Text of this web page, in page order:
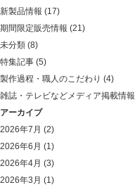
新製品情報 (17)
期間限定販売情報 (21)
未分類 (8)
特集記事 (5)
製作過程・職人のこだわり (4)
雑誌・テレビなどメディア掲載情報
アーカイブ
2026年7月 (2)
2026年6月 (1)
2026年4月 (3)
2026年3月 (1)